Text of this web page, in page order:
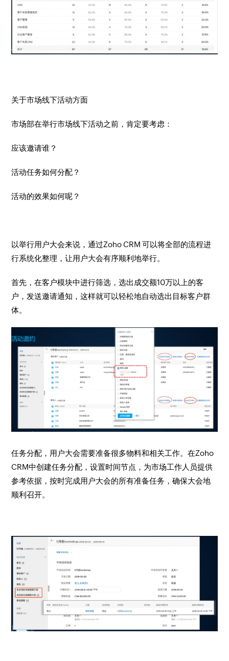
关于市场线下活动方面
市场部在举行市场线下活动之前，肯定要考虑：
应该邀请谁？
活动任务如何分配？
活动的效果如何呢？
以举行用户大会来说，通过Zoho CRM 可以将全部的流程进
行系统化整理，让用户大会有序顺利地举行。
首先，在客户模块中进行筛选，选出成交额10万以上的客
户，发送邀请通知，这样就可以轻松地自动选出目标客户群
体。
任务分配，用户大会需要准备很多物料和相关工作。在Zoho
CRM中创建任务分配，设置时间节点，为市场工作人员提供
参考依据，按时完成用户大会的所有准备任务，确保大会地
顺利召开。